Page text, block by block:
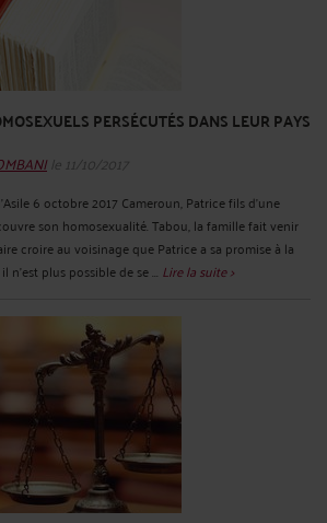
PERSÉCUTÉS DANS LEUR PAYS
le 11/10/2017
6 octobre 2017 Cameroun, Patrice fils d'une
son homosexualité. Tabou, la famille fait venir
croire au voisinage que Patrice a sa promise à la
n’est plus possible de se ... Lire la suite >